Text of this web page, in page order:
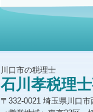
川口市の税理士
石川孝税理
〒332-0021 埼玉県川口市